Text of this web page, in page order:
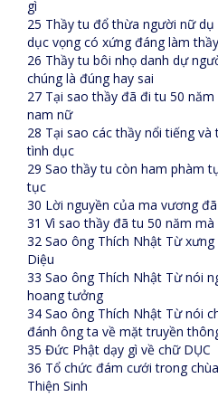
gì
25 Thầy tu đổ thừa người nữ
dục vọng có xứng đáng làm
26 Thầy tu bôi nhọ danh dự
chúng là đúng hay sai
27 Tại sao thầy đã đi tu 50
nam nữ
28 Tại sao các thầy nổi tiếng
tình dục
29 Sao thầy tu còn ham phàm
tục
30 Lời nguyền của ma vương
31 Vì sao thầy đã tu 50 năm
32 Sao ông Thích Nhật Từ
Diệu
33 Sao ông Thích Nhật Từ nói
hoang tưởng
34 Sao ông Thích Nhật Từ nói
đánh ông ta về mặt truyền
35 Đức Phật dạy gì về chữ DỤC
36 Tổ chức đám cưới trong
Thiện Sinh